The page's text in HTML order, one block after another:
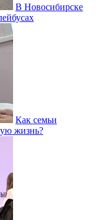
В Новосибирске
Как семьи
жизнь?